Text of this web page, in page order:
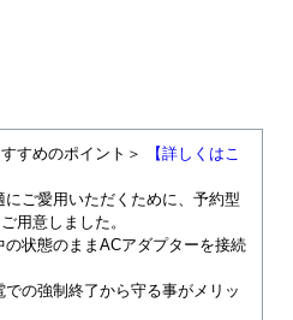
すめのポイント＞
【詳しくはこ
ご愛用いただくために、予約型
用意しました。
状態のままACアダプターを接続
の強制終了から守る事がメリッ